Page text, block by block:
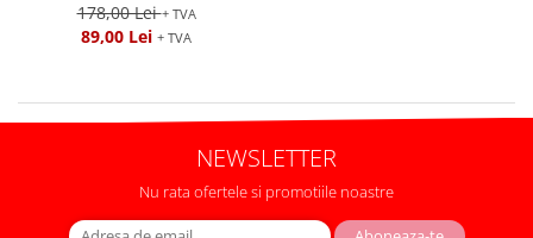
178,00 Lei+ TVA
89,00 Lei + TVA
NEWSLETTER
Nu rata ofertele si promotiile noastre